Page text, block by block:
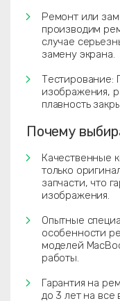
Ремонт или
производим
случае
замену экрана.
Тестирование:
изображения,
плавность
Почему
Качественные
только
запчасти, что
изображения.
Опытные
особенности
моделей
работы.
Гарантия на
до 3 лет на